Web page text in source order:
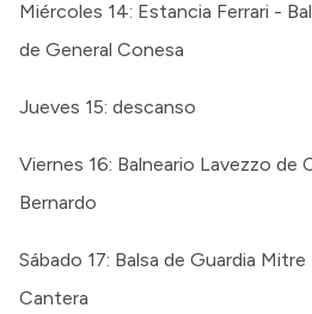
Miércoles 14: Estancia Ferrari -
de General Conesa
Jueves 15: descanso
Viernes 16: Balneario Lavezzo de
Bernardo
Sábado 17: Balsa de Guardia
Cantera